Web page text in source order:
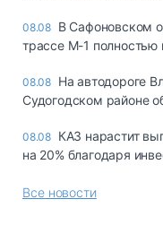
08.08 В Сафоновском
трассе М-1 полностью
08.08 На автодороге
Судогодском районе
08.08 КАЗ нарастит
на 20% благодаря
Все новости